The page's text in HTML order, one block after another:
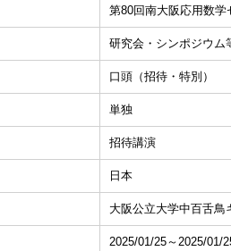
第80回南大阪応用数学
研究会・シンポジウム
口頭（招待・特別）
単独
招待講演
日本
大阪公立大学中百舌鳥
2025/01/25～2025/01/